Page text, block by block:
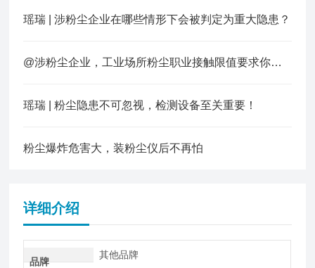
瑶瑞 | 涉粉尘企业在哪些情形下会被判定为重大隐患？
@涉粉尘企业，工业场所粉尘职业接触限值要求你知道多少？
瑶瑞 | 粉尘隐患不可忽视，检测设备至关重要！
粉尘爆炸危害大，装粉尘仪后不再怕
详细介绍
品牌
其他品牌